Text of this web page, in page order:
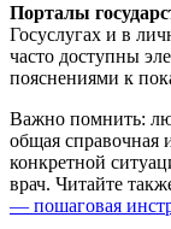
Порталы
Госуслугах и в
часто доступны
пояснениями к
Важно помнить:
общая
конкретной
врач. Читайте
— пошаговая